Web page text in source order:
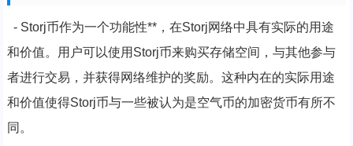
- Storj币作为一个功能性**，在Storj网络中具有实际的用途
和价值。用户可以使用Storj币来购买存储空间，与其他参与
者进行交易，并获得网络维护的奖励。这种内在的实际用途
和价值使得Storj币与一些被认为是空气币的加密货币有所不
同。